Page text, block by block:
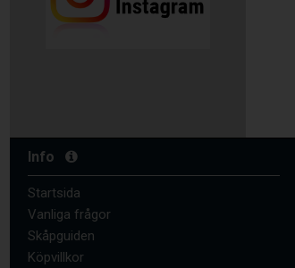
Info
Startsida
Vanliga frågor
Skåpguiden
Köpvillkor